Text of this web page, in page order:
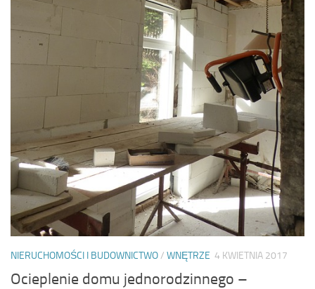
NIERUCHOMOŚCI I BUDOWNICTWO/ WNĘTRZE 4 KWIETNIA 2017
Ocieplenie domu jednorodzinnego –